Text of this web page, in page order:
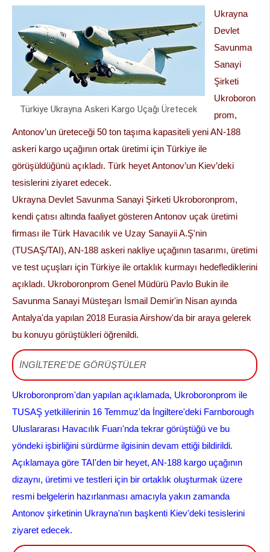
Türkiye Ukrayna Askeri Kargo Uçağı Üretecek
Ukrayna
Devlet
Savunma
Sanayi
Şirketi
Ukroboron
prom,
Antonov’un üreteceği 50 ton taşıma kapasiteli yeni AN-188
askeri kargo uçağının ortak üretimi için Türkiye ile
görüşüldüğünü açıkladı. Türk heyet Antonov’un Kiev’deki
tesislerini ziyaret edecek.
Ukrayna Devlet Savunma Sanayi Şirketi Ukroboronprom,
kendi çatısı altında faaliyet gösteren Antonov uçak üretimi
firması ile Türk Havacılık ve Uzay Sanayii A.Ş'nin
(TUSAŞ/TAI), AN-188 askeri nakliye uçağının tasarımı, üretimi
ve test uçuşları için Türkiye ile ortaklık kurmayı hedeflediklerini
açıkladı. Ukroboronprom Genel Müdürü Pavlo Bukin ile
Savunma Sanayi Müsteşarı İsmail Demir'in Nisan ayında
Antalya'da yapılan 2018 Eurasia Airshow'da bir araya gelerek
bu konuyu görüştükleri öğrenildi.
İNGİLTERE'DE GÖRÜŞTÜLER
Ukroboronprom'dan yapılan açıklamada, Ukroboronprom ile
TUSAŞ yetkililerinin 16 Temmuz'da İngiltere'deki Farnborough
Uluslararası Havacılık Fuarı'nda tekrar görüştüğü ve bu
yöndeki işbirliğini sürdürme ilgisinin devam ettiği bildirildi.
Açıklamaya göre TAI'den bir heyet, AN-188 kargo uçağının
dizaynı, üretimi ve testleri için bir ortaklık oluşturmak üzere
resmi belgelerin hazırlanması amacıyla yakın zamanda
Antonov şirketinin Ukrayna'nın başkenti Kiev'deki tesislerini
ziyaret edecek.